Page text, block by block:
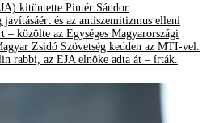
kitüntette Pintér Sándor
és az antiszemitizmus elleni
– közölte az Egységes Magyarországi
Zsidó Szövetség kedden az MTI-vel.
rabbi, az EJA elnöke adta át – írták.